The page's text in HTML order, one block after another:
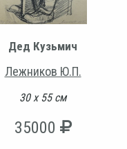
Дед Кузьмич
Лежников Ю.П.
30 х 55 см
35000